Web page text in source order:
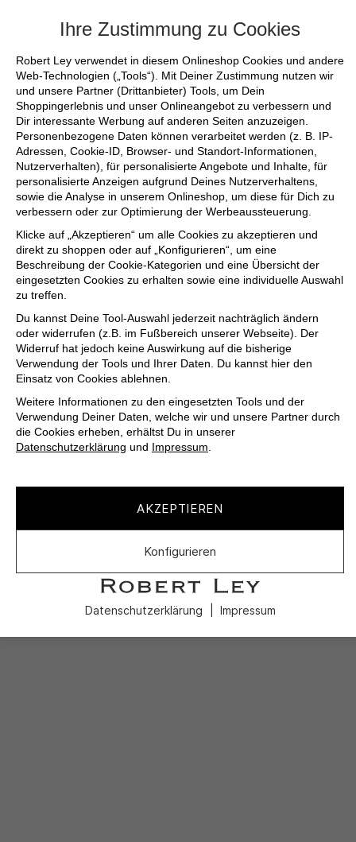
Ihre Zustimmung zu Cookies
Robert Ley verwendet in diesem Onlineshop Cookies und andere
Web-Technologien („Tools“). Mit Deiner Zustimmung nutzen wir
und unsere Partner (Drittanbieter) Tools, um Dein
Shoppingerlebnis und unser Onlineangebot zu verbessern und
Dir interessante Werbung auf anderen Seiten anzuzeigen.
Personenbezogene Daten können verarbeitet werden (z. B. IP-
Adressen, Cookie-ID, Browser- und Standort-Informationen,
Nutzerverhalten), für personalisierte Angebote und Inhalte, für
personalisierte Anzeigen aufgrund Deines Nutzerverhaltens,
sowie die Analyse in unserem Onlineshop, um diese für Dich zu
verbessern oder zur Optimierung der Werbeaussteuerung.
Klicke auf „Akzeptieren“ um alle Cookies zu akzeptieren und
direkt zu shoppen oder auf „Konfigurieren“, um eine
Beschreibung der Cookie-Kategorien und eine Übersicht der
eingesetzten Cookies zu erhalten sowie eine individuelle Auswahl
zu treffen.
Du kannst Deine Tool-Auswahl jederzeit nachträglich ändern
oder widerrufen (z.B. im Fußbereich unserer Webseite). Der
Widerruf hat jedoch keine Auswirkung auf die bisherige
Verwendung der Tools und Ihrer Daten. Du kannst hier den
Einsatz von Cookies ablehnen.
Weitere Informationen zu den eingesetzten Tools und der
Verwendung Deiner Daten, welche wir und unsere Partner durch
die Cookies erheben, erhältst Du in unserer
Datenschutzerklärung und Impressum.
AKZEPTIEREN
Konfigurieren
Datenschutzerklärung Impressum